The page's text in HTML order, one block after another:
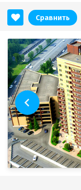
Сравнить